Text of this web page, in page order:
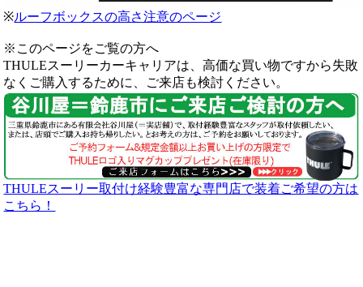
※ルーフボックスの高さ注意のページ
※このページをご覧の方へ
THULEスーリーカーキャリアは、高価な買い物ですから失敗
なくご購入するために、ご来店も検討ください。
THULEスーリー取付け経験豊富な専門店で装着ご希望の方は
こちら！